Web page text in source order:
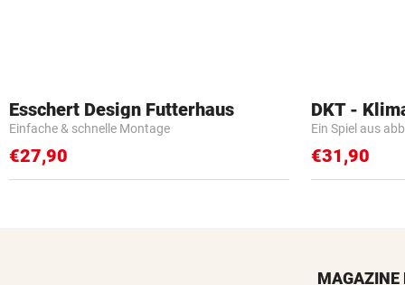
Esschert Design Futterhaus
Einfache & schnelle Montage
€27,90
DKT -
Ein Spiel aus
€31,90
MAGAZINE